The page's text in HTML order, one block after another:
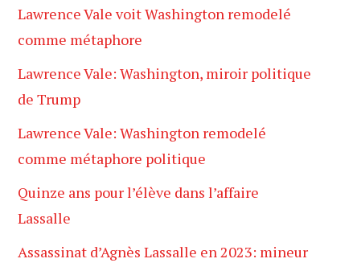
Lawrence Vale voit Washington remodelé
comme métaphore
Lawrence Vale: Washington, miroir politique
de Trump
Lawrence Vale: Washington remodelé
comme métaphore politique
Quinze ans pour l’élève dans l’affaire
Lassalle
Assassinat d’Agnès Lassalle en 2023: mineur